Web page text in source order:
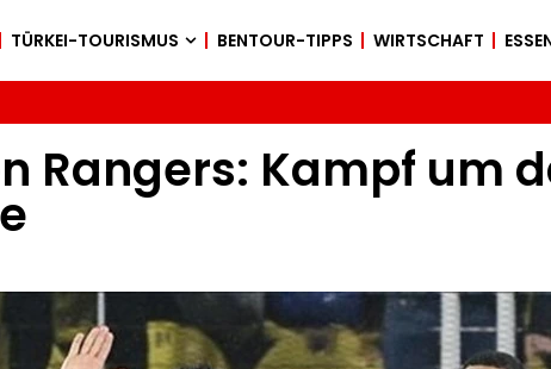
TÜRKEI-TOURISMUS BENTOUR-TIPPS WIRTSCHAFT
Rangers: Kampf um